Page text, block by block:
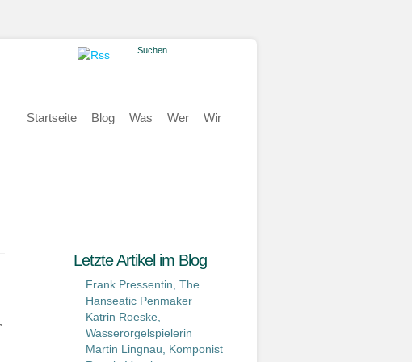
Startseite Blog Was Wer Wir
Letzte Artikel im Blog
Frank Pressentin, The
Hanseatic Penmaker
Katrin Roeske,
Wasserorgelspielerin
Martin Lingnau, Komponist